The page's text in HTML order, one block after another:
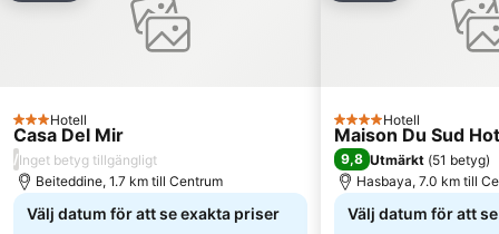
3 Stjärnor
Hotell
Casa Del Mir
/Inget betyg tillgängligt
Beiteddine, 1.7 km till Centrum
Välj datum för att se exakta priser
4 Stjärnor
Hotell
Maison Du Sud
9,8 Utmärkt (51 betyg)
Hasbaya, 7.0 km till
Välj datum för att